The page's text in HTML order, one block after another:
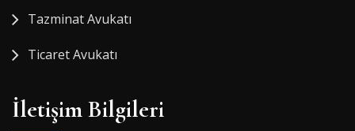
Tazminat Avukatı
Ticaret Avukatı
İletişim Bilgileri